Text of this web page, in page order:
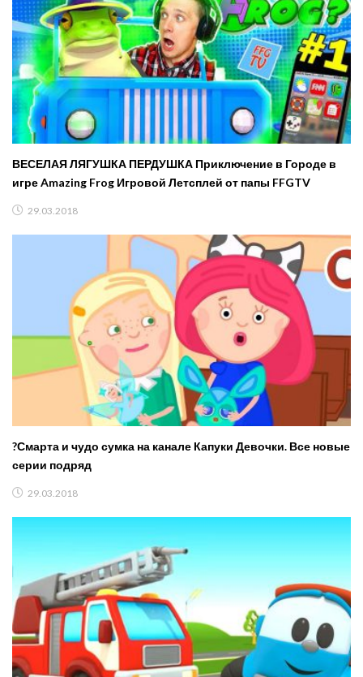
ВЕСЕЛАЯ ЛЯГУШКА ПЕРДУШКА Приключение в Городе в
игре Amazing Frog Игровой Летсплей от папы FFGTV
29.03.2018
?Смарта и чудо сумка на канале Капуки Девочки. Все новые
серии подряд
29.03.2018